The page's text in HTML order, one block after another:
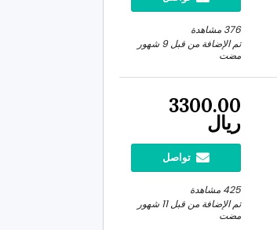
376 مشاهدة
تم الإضافة من قبل 9 شهور
مضت
3300.00
ريال
تواصل
425 مشاهدة
تم الإضافة من قبل 11 شهور
مضت